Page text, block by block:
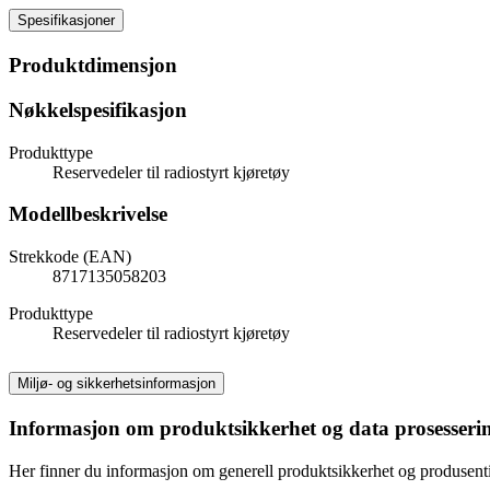
Spesifikasjoner
Produktdimensjon
Nøkkelspesifikasjon
Produkttype
Reservedeler til radiostyrt kjøretøy
Modellbeskrivelse
Strekkode (EAN)
8717135058203
Produkttype
Reservedeler til radiostyrt kjøretøy
Miljø- og sikkerhetsinformasjon
Informasjon om produktsikkerhet og data
Her finner du informasjon om generell produktsikkerhet og